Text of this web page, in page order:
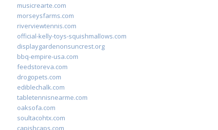
musicrearte.com
morseysfarms.com
riverviewtennis.com
official-kelly-toys-squishmallows.com
displaygardenonsuncrest.org
bbq-empire-usa.com
feedstoreva.com
drogopets.com
ediblechalk.com
tabletennisnearme.com
oaksofa.com
soultacohtx.com
capishcaps.com